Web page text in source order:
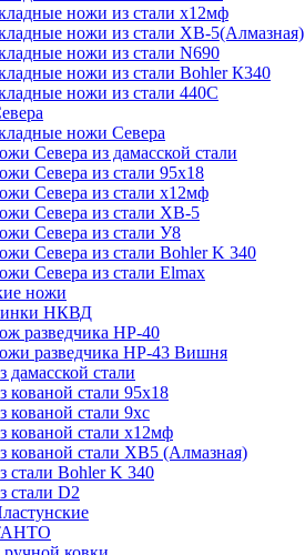
ножи из стали х12мф
ножи из стали ХВ-5(Алмазная)
ножи из стали N690
ножи из стали Bohler К340
ножи из стали 440С
ножи Севера
Севера из дамасской стали
Севера из стали 95х18
Севера из стали х12мф
Севера из стали ХВ-5
Севера из стали У8
Севера из стали Bohler K 340
Севера из стали Elmax
ножи
НКВД
разведчика НР-40
разведчика НР-43 Вишня
стали
кованой стали 95х18
кованой стали 9хс
кованой стали х12мф
кованой стали ХВ5 (Алмазная)
стали Bohler K 340
стали D2